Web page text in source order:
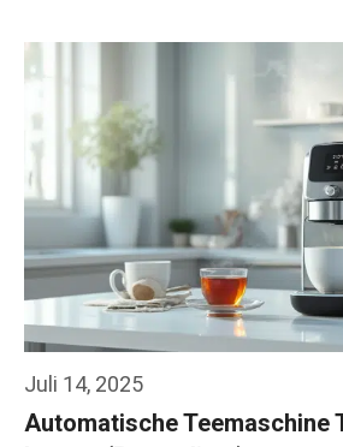
Juli 14, 2025
Automatische Teemaschine